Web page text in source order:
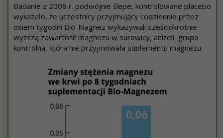
Badanie z 2008 r. podwójnie ślepe, kontrolowane placebo
wykazało, że uczestnicy przyjmujący codziennie przez
osiem tygodni Bio-Magnez wykazywali sześciokrotnie
wyższą zawartość magnezu w surowicy, aniżeli grupa
kontrolna, która nie przyjmowała suplementu magnezu.